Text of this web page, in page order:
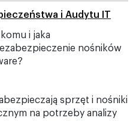
i Audytu IT
i jaka
nośników
sprzęt i nośniki
na potrzeby analizy